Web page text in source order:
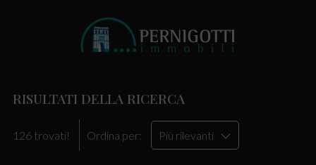
RISULTATI DELLA RICERCA
126 trovati! Ordina per: Più rilevanti